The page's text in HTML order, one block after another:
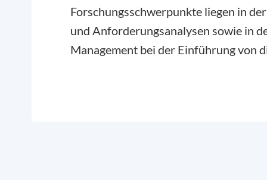
Forschungsschwerpunkte liegen in
und Anforderungsanalysen sowie in
Management bei der Einführung von